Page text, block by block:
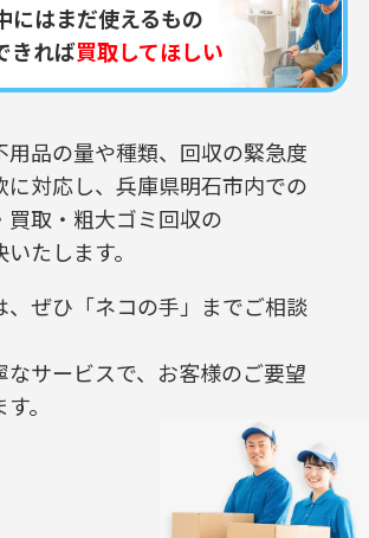
にはまだ使えるもの
きれば買取してほしい
用品の量や種類、回収の緊急度
対応し、 兵庫県明石市内での
買取・粗大ゴミ回収の
たします。
、ぜひ「ネコの手」までご相談
なサービスで、お客様のご要望
。